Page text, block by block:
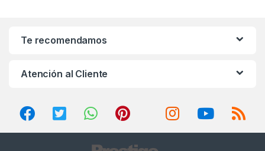
Te recomendamos
Atención al Cliente